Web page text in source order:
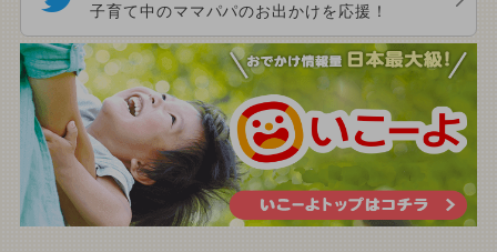
子育て中のママパパのお出かけを応援！